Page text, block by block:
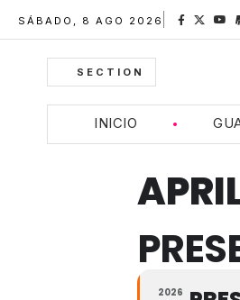
SÁBADO, 8 AGO 2026
SECTION
INICIO
2026